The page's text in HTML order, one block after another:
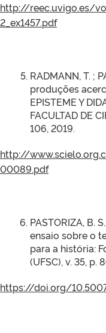
http://reec.uvigo.es/
2_ex1457.pdf
RADMANN, T. ;
produções
EPISTEME Y
FACULTAD DE
106, 2019.
http://
00089.pdf
PASTORIZA, B.
ensaio sobre o
para a história:
(UFSC), v. 35, p.
https://doi.org/